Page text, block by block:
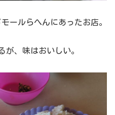
ールらへんにあったお店。
が、味はおいしい。